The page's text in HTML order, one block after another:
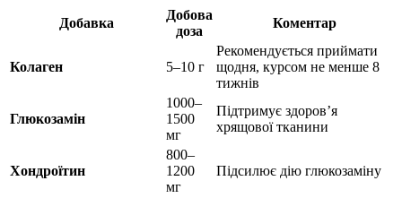
Добавка
Добова
доза
Коментар
Колаген 5–10 г
Рекомендується приймати
щодня, курсом не менше 8
тижнів
Глюкозамін
1000–
1500
мг
Підтримує здоров’я
хрящової тканини
Хондроїтин
800–
1200
мг
Підсилює дію глюкозаміну